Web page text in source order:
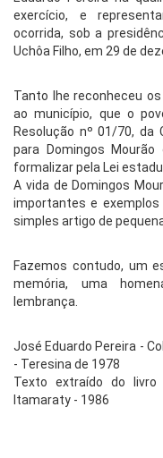
exercício, e
ocorrida, sob a
Uchôa Filho, em 29 de
Tanto lhe reconheceu
ao município, que o
Resolução nº 01/70, da
para Domingos
formalizar pela Lei
A vida de Domingos
importantes e
simples artigo de
Fazemos contudo, um
memória, uma
lembrança.
José Eduardo Pereira -
- Teresina de 1978
Texto extraído do livro
Itamaraty - 1986